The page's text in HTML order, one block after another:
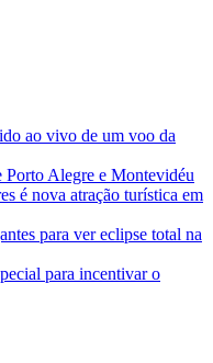
ao vivo de um voo da
Porto Alegre e Montevidéu
é nova atração turística em
para ver eclipse total na
para incentivar o